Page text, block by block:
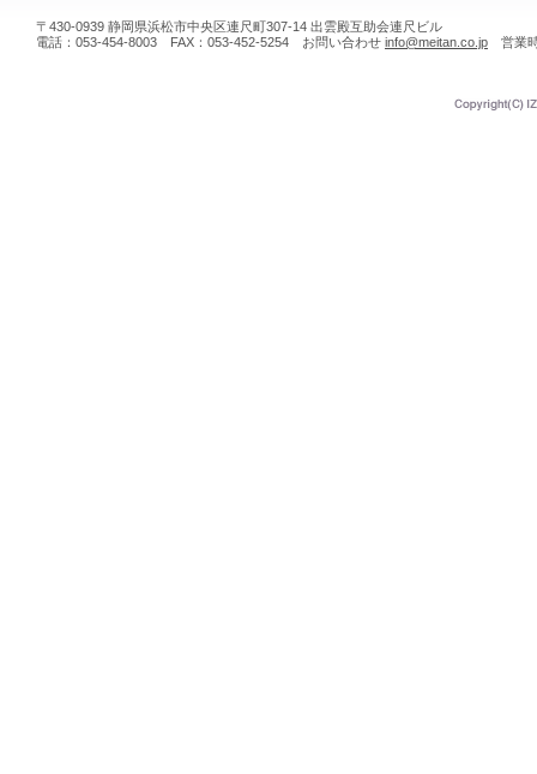
〒430-0939 静岡県浜松市中央区連尺町307-14 出雲殿互助会連尺ビル
電話：053-454-8003 FAX：053-452-5254 お問い合わせ info@meitan.co.jp 営業